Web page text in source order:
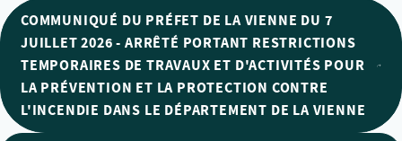
COMMUNIQUÉ DU PRÉFET DE LA VIENNE DU 7
JUILLET 2026 - ARRÊTÉ PORTANT RESTRICTIONS
TEMPORAIRES DE TRAVAUX ET D'ACTIVITÉS POUR
LA PRÉVENTION ET LA PROTECTION CONTRE
L'INCENDIE DANS LE DÉPARTEMENT DE LA VIENNE